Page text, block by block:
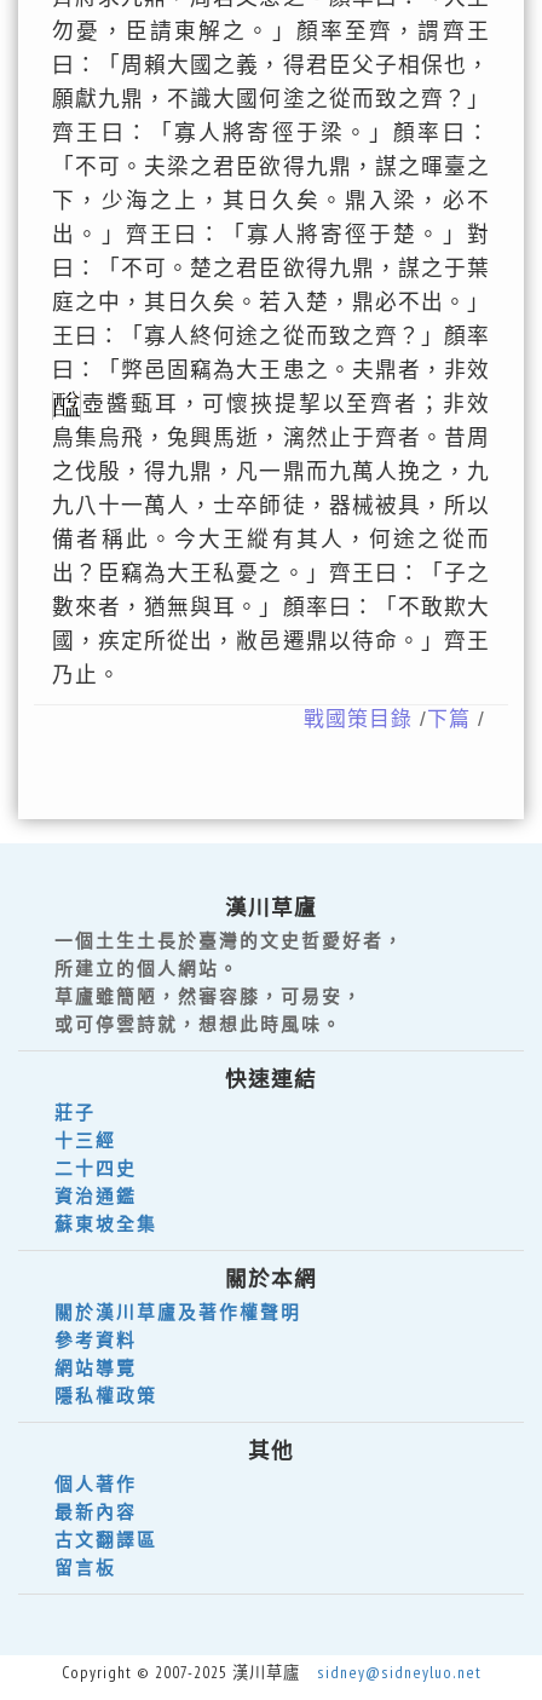
勿憂，臣請東解之。」顏率至齊，謂齊王
曰：「周賴大國之義，得君臣父子相保也，
願獻九鼎，不識大國何塗之從而致之齊？」
齊王曰：「寡人將寄徑于梁。」顏率曰：
「不可。夫梁之君臣欲得九鼎，謀之暉臺之
下，少海之上，其日久矣。鼎入梁，必不
出。」齊王曰：「寡人將寄徑于楚。」對
曰：「不可。楚之君臣欲得九鼎，謀之于葉
庭之中，其日久矣。若入楚，鼎必不出。」
王曰：「寡人終何途之從而致之齊？」顏率
曰：「弊邑固竊為大王患之。夫鼎者，非效
壺醬甀耳，可懷挾提挈以至齊者；非效
鳥集烏飛，兔興馬逝，漓然止于齊者。昔周
之伐殷，得九鼎，凡一鼎而九萬人挽之，九
九八十一萬人，士卒師徒，器械被具，所以
備者稱此。今大王縱有其人，何途之從而
出？臣竊為大王私憂之。」齊王曰：「子之
數來者，猶無與耳。」顏率曰：「不敢欺大
國，疾定所從出，敝邑遷鼎以待命。」齊王
乃止。
戰國策目錄 /下篇 /
漢川草廬
一個土生土長於臺灣的文史哲愛好者，
所建立的個人網站。
草廬雖簡陋，然審容膝，可易安，
或可停雲詩就，想想此時風味。
快速連結
莊子
十三經
二十四史
資治通鑑
蘇東坡全集
關於本網
關於漢川草廬及著作權聲明
參考資料
網站導覽
隱私權政策
其他
個人著作
最新內容
古文翻譯區
留言板
Copyright © 2007-2025 漢川草廬 sidney@sidneyluo.net